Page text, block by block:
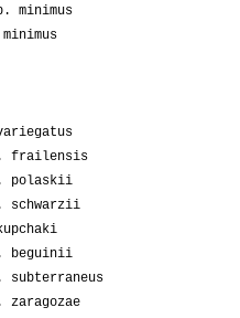
minimus
frailensis
polaskii
schwarzii
beguinii
subterraneus
zaragozae